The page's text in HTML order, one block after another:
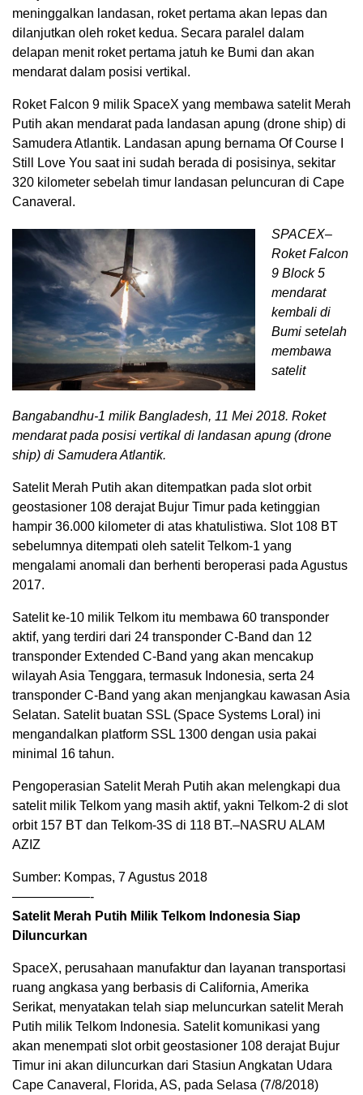
meninggalkan landasan, roket pertama akan lepas dan
dilanjutkan oleh roket kedua. Secara paralel dalam
delapan menit roket pertama jatuh ke Bumi dan akan
mendarat dalam posisi vertikal.
Roket Falcon 9 milik SpaceX yang membawa satelit Merah
Putih akan mendarat pada landasan apung (drone ship) di
Samudera Atlantik. Landasan apung bernama Of Course I
Still Love You saat ini sudah berada di posisinya, sekitar
320 kilometer sebelah timur landasan peluncuran di Cape
Canaveral.
SPACEX–
Roket Falcon
9 Block 5
mendarat
kembali di
Bumi setelah
membawa
satelit
Bangabandhu-1 milik Bangladesh, 11 Mei 2018. Roket
mendarat pada posisi vertikal di landasan apung (drone
ship) di Samudera Atlantik.
Satelit Merah Putih akan ditempatkan pada slot orbit
geostasioner 108 derajat Bujur Timur pada ketinggian
hampir 36.000 kilometer di atas khatulistiwa. Slot 108 BT
sebelumnya ditempati oleh satelit Telkom-1 yang
mengalami anomali dan berhenti beroperasi pada Agustus
2017.
Satelit ke-10 milik Telkom itu membawa 60 transponder
aktif, yang terdiri dari 24 transponder C-Band dan 12
transponder Extended C-Band yang akan mencakup
wilayah Asia Tenggara, termasuk Indonesia, serta 24
transponder C-Band yang akan menjangkau kawasan Asia
Selatan. Satelit buatan SSL (Space Systems Loral) ini
mengandalkan platform SSL 1300 dengan usia pakai
minimal 16 tahun.
Pengoperasian Satelit Merah Putih akan melengkapi dua
satelit milik Telkom yang masih aktif, yakni Telkom-2 di slot
orbit 157 BT dan Telkom-3S di 118 BT.–NASRU ALAM
AZIZ
Sumber: Kompas, 7 Agustus 2018
——————-
Satelit Merah Putih Milik Telkom Indonesia Siap
Diluncurkan
SpaceX, perusahaan manufaktur dan layanan transportasi
ruang angkasa yang berbasis di California, Amerika
Serikat, menyatakan telah siap meluncurkan satelit Merah
Putih milik Telkom Indonesia. Satelit komunikasi yang
akan menempati slot orbit geostasioner 108 derajat Bujur
Timur ini akan diluncurkan dari Stasiun Angkatan Udara
Cape Canaveral, Florida, AS, pada Selasa (7/8/2018)